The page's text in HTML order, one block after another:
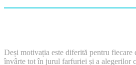
Deși motivația este diferită pentru fiecare
învârte tot în jurul farfuriei și a alegerilor